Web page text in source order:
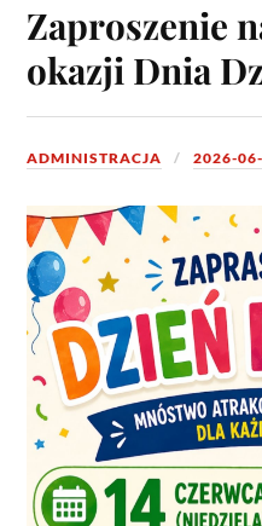
Zaproszenie
okazji Dnia
ADMINISTRACJA 2026-